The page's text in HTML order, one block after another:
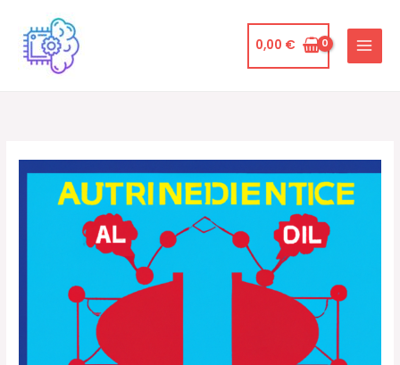
contenido
0,00 €